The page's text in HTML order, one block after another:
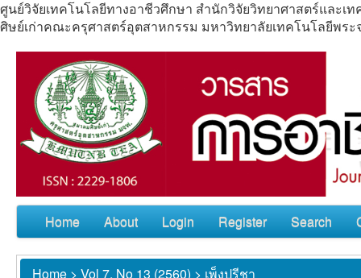
ศูนย์วิจัยเทคโนโลยีทางอาชีวศึกษา สำนักวิจัยวิทยาศาสตร์และ
ศิษย์เก่าคณะครุศาสตร์อุตสาหกรรม มหาวิทยาลัยเทคโนโลยีพระ
Home About Login Register Search
Home > Vol 7, No 13 (2560) > เพ็งปรีชา